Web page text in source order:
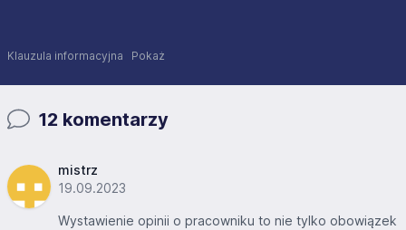
Klauzula informacyjna Pokaż
12 komentarzy
mistrz
19.09.2023
Wystawienie opinii o pracowniku to nie tylko obowiązek